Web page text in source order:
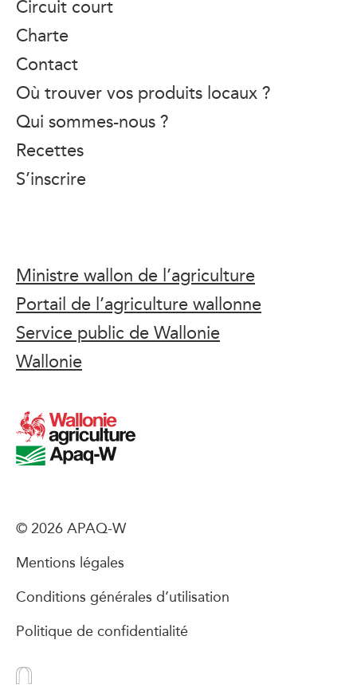
Circuit court
Charte
Contact
Où trouver vos produits locaux ?
Qui sommes-nous ?
Recettes
S’inscrire
Ministre wallon de l’agriculture
Portail de l’agriculture wallonne
Service public de Wallonie
Wallonie
© 2026 APAQ-W
Mentions légales
Conditions générales d’utilisation
Politique de confidentialité